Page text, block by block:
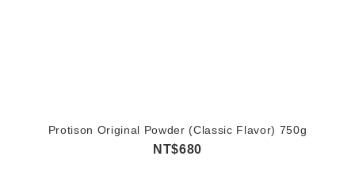
Protison Original Powder (Classic Flavor) 750g
NT$680